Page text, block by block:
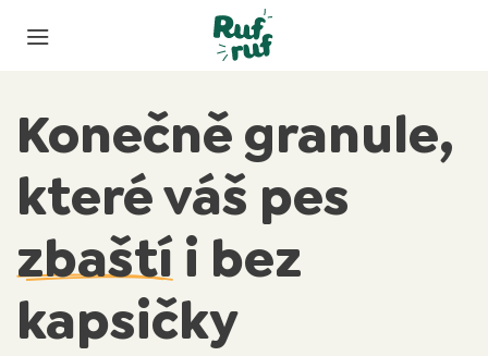
Konečně granule,
které váš pes
zbaštíi bez
kapsičky